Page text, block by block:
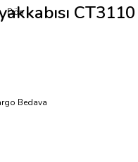
Dön
CT3110
Bedava